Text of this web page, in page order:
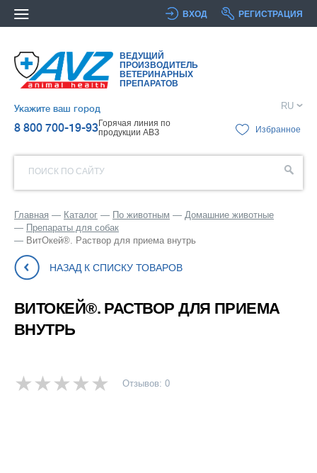
ВХОД РЕГИСТРАЦИЯ
ВЕДУЩИЙ
ПРОИЗВОДИТЕЛЬ
ВЕТЕРИНАРНЫХ
ПРЕПАРАТОВ
Укажите ваш город
8 800 700-19-93Горячая линия по
продукции АВЗ
RU
Избранное
ПОИСК ПО САЙТУ
Главная Каталог По животным
Домашние животные
Препараты для собак
ВитОкей®. Раствор для приема внутрь
НАЗАД К СПИСКУ ТОВАРОВ
ВИТОКЕЙ®. РАСТВОР ДЛЯ ПРИЕМА
ВНУТРЬ
Отзывов: 0